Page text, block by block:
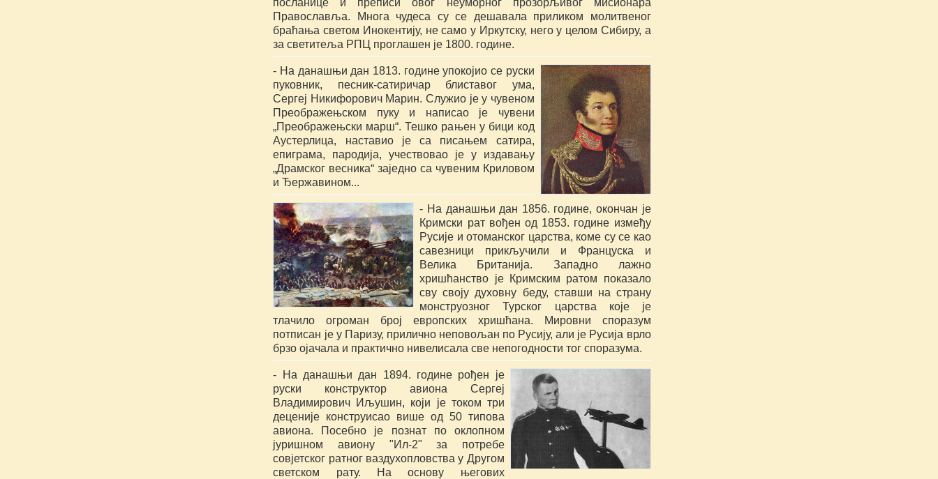
Православља. Многа чудеса су се дешавала приликом молитвеног
браћања светом Инокентију, не само у Иркутску, него у целом Сибиру, а
за светитеља РПЦ проглашен је 1800. године.
- На данашњи дан 1813. године упокојио се руски
пуковник, песник-сатиричар блиставог ума,
Сергеј Никифорович Марин. Служио је у чувеном
Преображењском пуку и написао је чувени
„Преображењски марш“. Тешко рањен у бици код
Аустерлица, наставио је са писањем сатира,
епиграма, пародија, учествовао је у издавању
„Драмског весника“ заједно са чувеним Криловом
и Ђержавином...
- На данашњи дан 1856. године, окончан је
Кримски рат вођен од 1853. године између
Русије и отоманског царства, коме су се као
савезници прикључили и Француска и
Велика Британија. Западно лажно
хришћанство је Кримским ратом показало
сву своју духовну беду, ставши на страну
монструозног Турског царства које је
тлачило огроман број европских хришћана. Мировни споразум
потписан је у Паризу, прилично неповољан по Русију, али је Русија врло
брзо ојачала и практично нивелисала све непогодности тог споразума.
- На данашњи дан 1894. године рођен је
руски конструктор авиона Сергеј
Владимирович Иљушин, који је током три
деценије конструисао више од 50 типова
авиона. Посебно је познат по оклопном
јуришном авиону "Ил-2" за потребе
совјетског ратног ваздухопловства у Другом
светском рату. На основу његових